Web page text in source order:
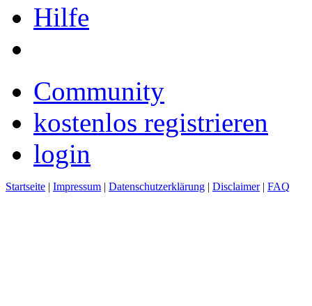
Hilfe
Community
kostenlos registrieren
login
Startseite | Impressum | Datenschutzerklärung | Disclaimer| FAQ